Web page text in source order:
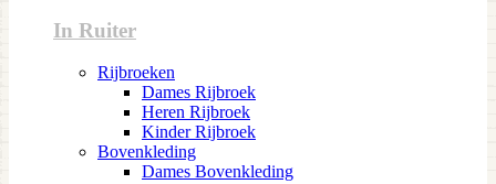
In Ruiter
Rijbroeken
Dames Rijbroek
Heren Rijbroek
Kinder Rijbroek
Bovenkleding
Dames Bovenkleding